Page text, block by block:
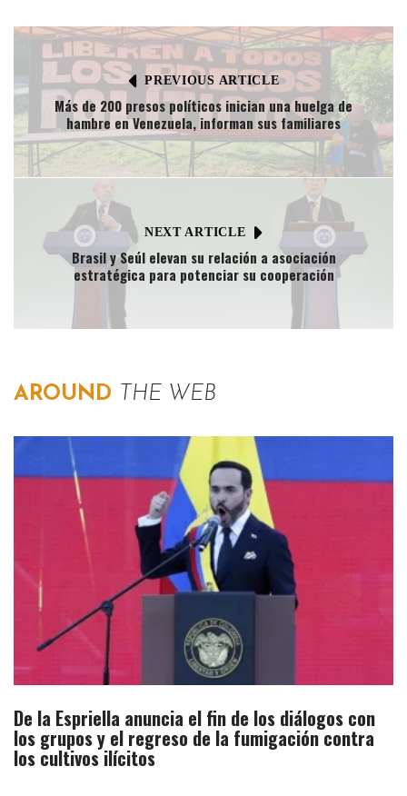
PREVIOUS ARTICLE
Más de 200 presos políticos inician una huelga de
hambre en Venezuela, informan sus familiares
NEXT ARTICLE
Brasil y Seúl elevan su relación a asociación
estratégica para potenciar su cooperación
AROUND THE WEB
De la Espriella anuncia el fin de los diálogos con
los grupos y el regreso de la fumigación contra
los cultivos ilícitos